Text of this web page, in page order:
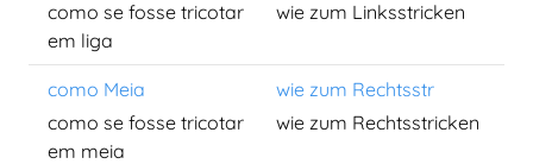
como se fosse tricotar
em liga
wie zum Linksstricken
como Meia
wie zum Rechtsstr
como se fosse tricotar
em meia
wie zum Rechtsstricken